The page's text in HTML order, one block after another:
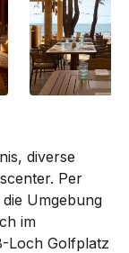
diverse
Per
Umgebung
im
Loch Golfplatz